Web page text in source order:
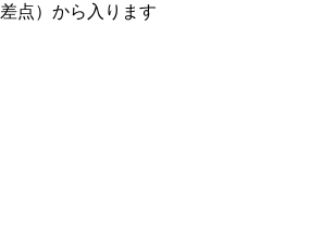
点）から入ります